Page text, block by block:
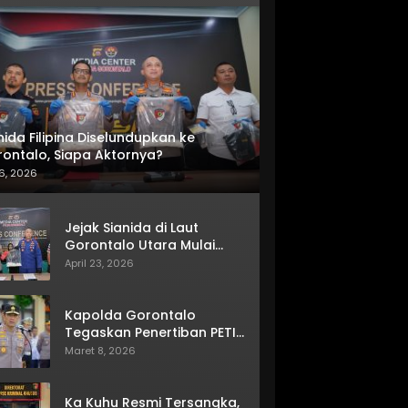
Filipina Diselundupkan ke
Siapa Aktornya?
2026
Jejak Sianida di Laut
Gorontalo Utara Mulai
Terkuak
April 23, 2026
Kapolda Gorontalo
Tegaskan Penertiban PETI
Terus Berjalan
Maret 8, 2026
Ka Kuhu Resmi Tersangka,